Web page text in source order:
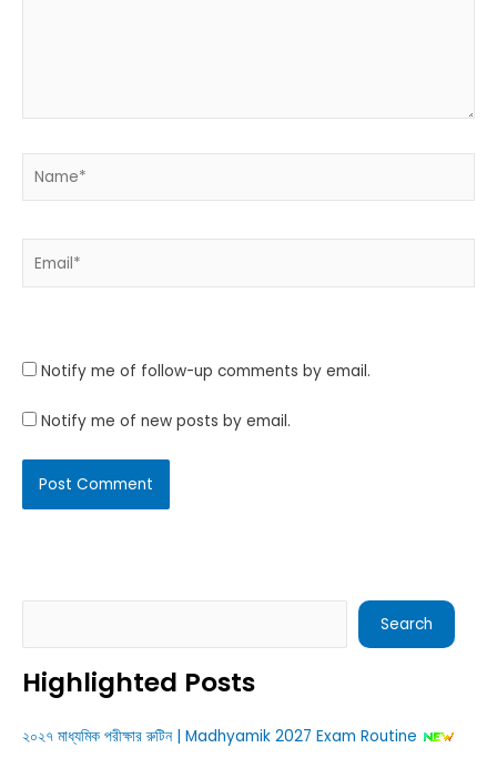
Notify me of follow-up comments by email.
Notify me of new posts by email.
Search
Highlighted Posts
২০২৭ মাধ্যমিক পরীক্ষার রুটিন | Madhyamik 2027 Exam Routine